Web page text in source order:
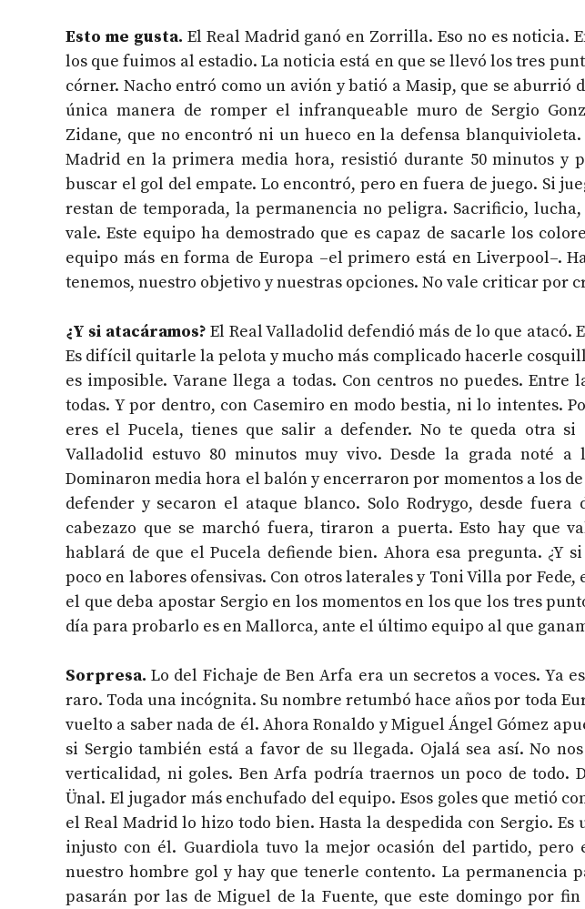
Esto me gusta. El Real Madrid ganó en Zorrilla. Eso no es noticia.
los que fuimos al estadio. La noticia está en que se llevó los tres
córner. Nacho entró como un avión y batió a Masip, que se aburrió
única manera de romper el infranqueable muro de Sergio
Zidane, que no encontró ni un hueco en la defensa
Madrid en la primera media hora, resistió durante 50 minutos y
buscar el gol del empate. Lo encontró, pero en fuera de juego. Si
restan de temporada, la permanencia no peligra. Sacrificio,
vale. Este equipo ha demostrado que es capaz de sacarle los
equipo más en forma de Europa –el primero está en Liverpool–.
tenemos, nuestro objetivo y nuestras opciones. No vale criticar por
¿Y si atacáramos?El Real Valladolid defendió más de lo que atacó.
Es difícil quitarle la pelota y mucho más complicado hacerle
es imposible. Varane llega a todas. Con centros no puedes. Entre
todas. Y por dentro, con Casemiro en modo bestia, ni lo intentes.
eres el Pucela, tienes que salir a defender. No te queda otra
Valladolid estuvo 80 minutos muy vivo. Desde la grada noté a
Dominaron media hora el balón y encerraron por momentos a los
defender y secaron el ataque blanco. Solo Rodrygo, desde fuera
cabezazo que se marchó fuera, tiraron a puerta. Esto hay que
hablará de que el Pucela defiende bien. Ahora esa pregunta. ¿Y
poco en labores ofensivas. Con otros laterales y Toni Villa por Fede,
el que deba apostar Sergio en los momentos en los que los tres
día para probarlo es en Mallorca, ante el último equipo al que
Sorpresa.Lo del Fichaje de Ben Arfa era un secretos a voces. Ya
raro. Toda una incógnita. Su nombre retumbó hace años por toda
vuelto a saber nada de él. Ahora Ronaldo y Miguel Ángel Gómez
si Sergio también está a favor de su llegada. Ojalá sea así. No
verticalidad, ni goles. Ben Arfa podría traernos un poco de todo.
Ünal. El jugador más enchufado del equipo. Esos goles que metió
el Real Madrid lo hizo todo bien. Hasta la despedida con Sergio. Es
injusto con él. Guardiola tuvo la mejor ocasión del partido, pero
nuestro hombre gol y hay que tenerle contento. La permanencia
pasarán por las de Miguel de la Fuente, que este domingo por